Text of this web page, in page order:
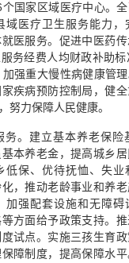
国家区域医疗中心。
域医疗卫生服务能力，
医服务。促进中医药
务经费人均财政补助标
强重大慢性病健康管
疾病预防控制局，健
努力保障人民健康。
务。建立基本养老保险
本养老金，提高城乡
低保、优待抚恤、失业
，推动老龄事业和养
加强配套设施和无障碍
方面给予政策支持。
试点。实施三孩生育
障制度，提高保障水